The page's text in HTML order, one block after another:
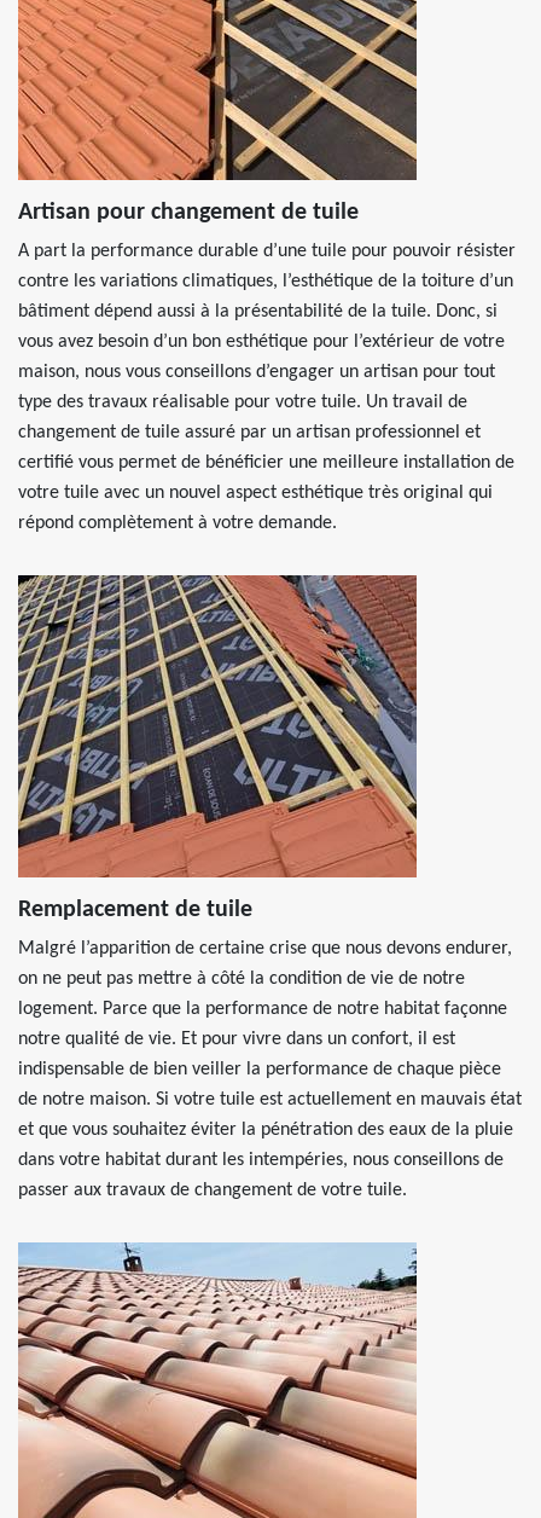
Artisan pour changement de tuile
A part la performance durable d’une tuile pour pouvoir résister
contre les variations climatiques, l’esthétique de la toiture d’un
bâtiment dépend aussi à la présentabilité de la tuile. Donc, si
vous avez besoin d’un bon esthétique pour l’extérieur de votre
maison, nous vous conseillons d’engager un artisan pour tout
type des travaux réalisable pour votre tuile. Un travail de
changement de tuile assuré par un artisan professionnel et
certifié vous permet de bénéficier une meilleure installation de
votre tuile avec un nouvel aspect esthétique très original qui
répond complètement à votre demande.
Remplacement de tuile
Malgré l’apparition de certaine crise que nous devons endurer,
on ne peut pas mettre à côté la condition de vie de notre
logement. Parce que la performance de notre habitat façonne
notre qualité de vie. Et pour vivre dans un confort, il est
indispensable de bien veiller la performance de chaque pièce
de notre maison. Si votre tuile est actuellement en mauvais état
et que vous souhaitez éviter la pénétration des eaux de la pluie
dans votre habitat durant les intempéries, nous conseillons de
passer aux travaux de changement de votre tuile.